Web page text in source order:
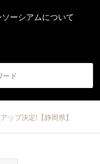
ソーシアムについて
ップ決定!【静岡県】